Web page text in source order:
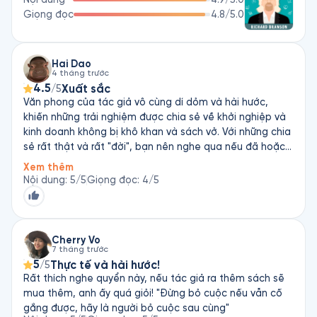
sách từng được xuất bản tại Việt Nam của ông có thể kể đến
như Tự Truyện Richard Branson: Đường Ra Biển Lớn, Người Đi
Tìm Bão, Mặc Kệ Nó Làm Tới Đi, Kinh Doanh Như Một Cuộc
Chơi, Phong Cách Virgin.
Giọng đọc
4.8/5.0
Hai Dao
4 tháng trước
4.5/5Xuất sắc
Văn phong của tác giả vô cùng dí dỏm và hài hước,
khiến những trải nghiệm được chia sẻ về khởi nghiệp và
kinh doanh không bị khô khan và sách vở. Với những chia
sẻ rất thật và rất "đời", bạn nên nghe qua nếu đã hoặc
đang hay có ý định bắt đầu một thứ gì đó cho sự nghiệp
của mình!
Xem thêm
Nội dung: 5/5Giọng đọc: 4/5
Cherry Vo
7 tháng trước
5/5Thực tế và hài hước!
Rất thích nghe quyển này, nếu tác giả ra thêm sách sẽ
mua thêm, anh ấy quá giỏi! "Đừng bỏ cuộc nếu vẫn cố
gắng được, hãy là người bỏ cuộc sau cùng"